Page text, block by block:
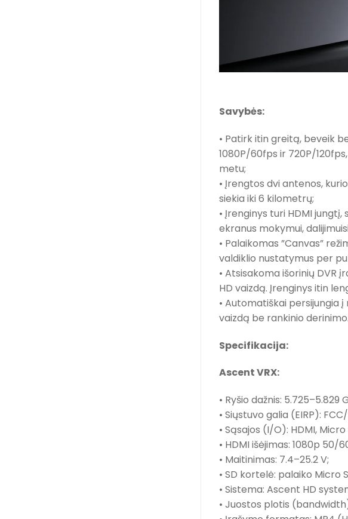
Savybės:
• Patirk itin greitą, beveik
1080P/60fps ir 720P/
metu;
• Įrengtos dvi antenos,
siekia iki 6 kilometrų;
• Įrenginys turi HDMI
ekranus mokymui,
• Palaikomas ”Canvas”
valdiklio nustatymus per
• Atsisakoma išorinių DVR
HD vaizdą. Įrenginys itin
• Automatiškai persijungia
vaizdą be rankinio derinimo.
Specifikacija:
Ascent VRX:
• Ryšio dažnis: 5.725–5.829
• Siųstuvo galia (EIRP):
• Sąsajos (I/O): HDMI,
• HDMI išėjimas: 1080p
• Maitinimas: 7.4–25.2 V;
• SD kortelė: palaiko Micro
• Sistema: Ascent HD
• Juostos plotis